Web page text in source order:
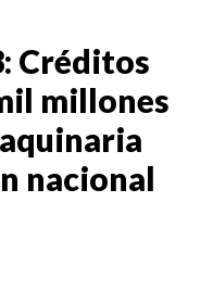
Créditos
millones
nacional